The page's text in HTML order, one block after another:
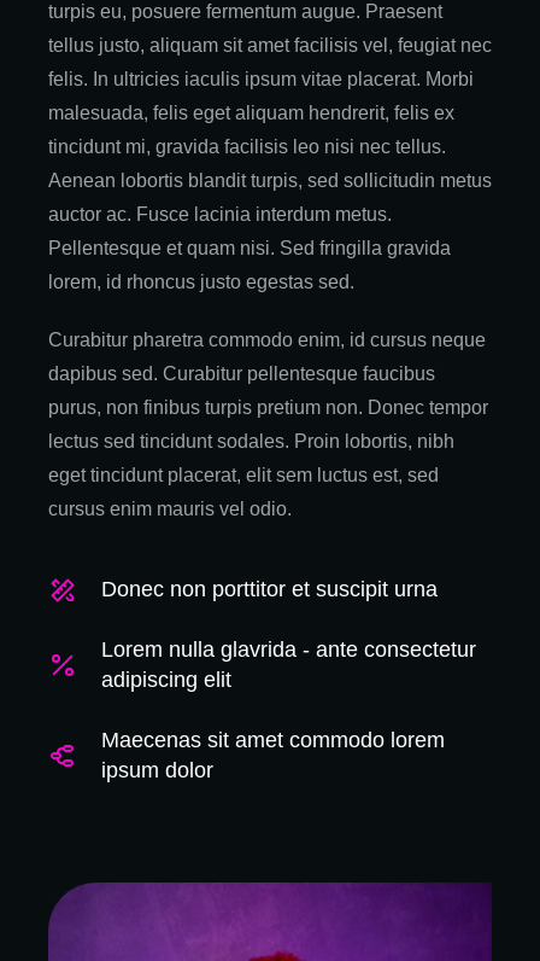
turpis eu, posuere fermentum augue. Praesent
tellus justo, aliquam sit amet facilisis vel, feugiat nec
felis. In ultricies iaculis ipsum vitae placerat. Morbi
malesuada, felis eget aliquam hendrerit, felis ex
tincidunt mi, gravida facilisis leo nisi nec tellus.
Aenean lobortis blandit turpis, sed sollicitudin metus
auctor ac. Fusce lacinia interdum metus.
Pellentesque et quam nisi. Sed fringilla gravida
lorem, id rhoncus justo egestas sed.
Curabitur pharetra commodo enim, id cursus neque
dapibus sed. Curabitur pellentesque faucibus
purus, non finibus turpis pretium non. Donec tempor
lectus sed tincidunt sodales. Proin lobortis, nibh
eget tincidunt placerat, elit sem luctus est, sed
cursus enim mauris vel odio.
Donec non porttitor et suscipit urna
Lorem nulla glavrida - ante consectetur
adipiscing elit
Maecenas sit amet commodo lorem
ipsum dolor